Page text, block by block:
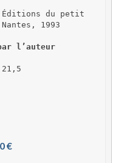
du petit
1993
l’auteur
€L